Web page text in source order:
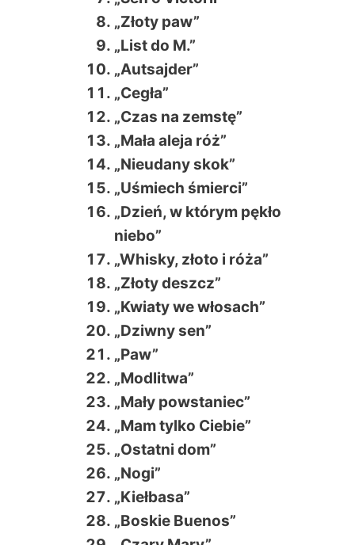
„Złoty paw”
„List do M.”
„Autsajder”
„Cegła”
„Czas na zemstę”
„Mała aleja róż”
„Nieudany skok”
„Uśmiech śmierci”
„Dzień, w którym pękło
niebo”
„Whisky, złoto i róża”
„Złoty deszcz”
„Kwiaty we włosach”
„Dziwny sen”
„Paw”
„Modlitwa”
„Mały powstaniec”
„Mam tylko Ciebie”
„Ostatni dom”
„Nogi”
„Kiełbasa”
„Boskie Buenos”